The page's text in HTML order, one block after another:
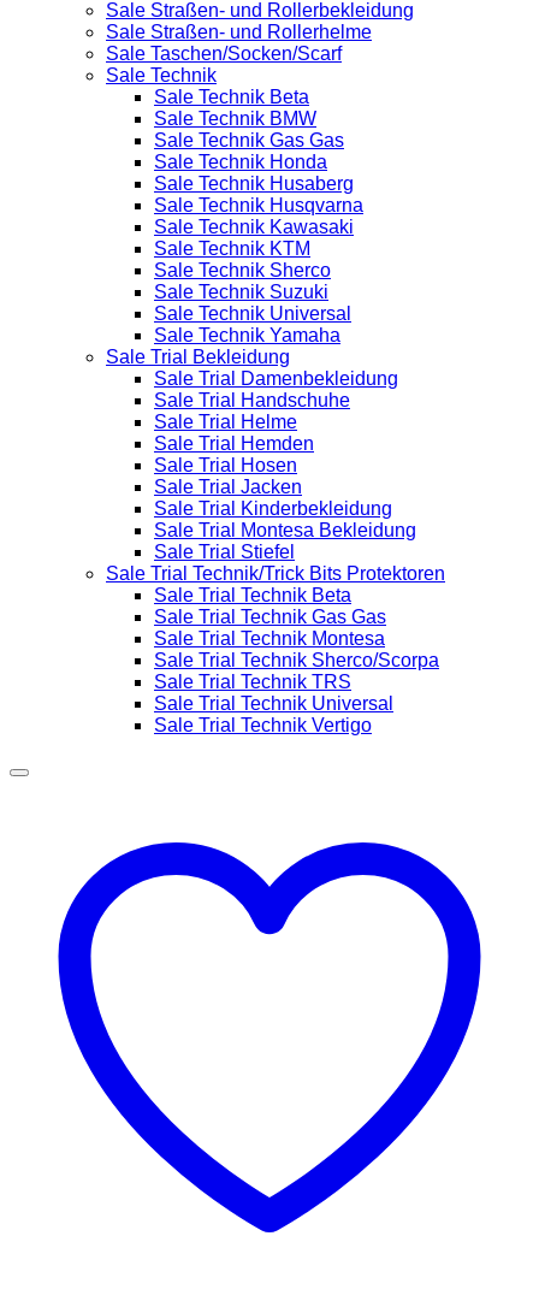
Sale Straßen- und Rollerbekleidung
Sale Straßen- und Rollerhelme
Sale Taschen/Socken/Scarf
Sale Technik
Sale Technik Beta
Sale Technik BMW
Sale Technik Gas Gas
Sale Technik Honda
Sale Technik Husaberg
Sale Technik Husqvarna
Sale Technik Kawasaki
Sale Technik KTM
Sale Technik Sherco
Sale Technik Suzuki
Sale Technik Universal
Sale Technik Yamaha
Sale Trial Bekleidung
Sale Trial Damenbekleidung
Sale Trial Handschuhe
Sale Trial Helme
Sale Trial Hemden
Sale Trial Hosen
Sale Trial Jacken
Sale Trial Kinderbekleidung
Sale Trial Montesa Bekleidung
Sale Trial Stiefel
Sale Trial Technik/Trick Bits Protektoren
Sale Trial Technik Beta
Sale Trial Technik Gas Gas
Sale Trial Technik Montesa
Sale Trial Technik Sherco/Scorpa
Sale Trial Technik TRS
Sale Trial Technik Universal
Sale Trial Technik Vertigo